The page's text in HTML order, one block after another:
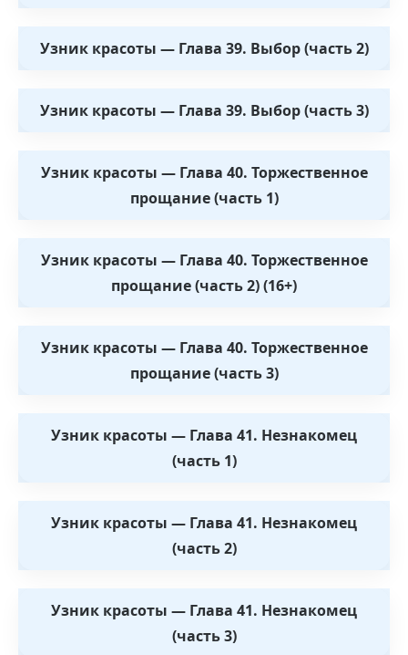
Узник красоты — Глава 39. Выбор (часть 2)
Узник красоты — Глава 39. Выбор (часть 3)
Узник красоты — Глава 40. Торжественное
прощание (часть 1)
Узник красоты — Глава 40. Торжественное
прощание (часть 2) (16+)
Узник красоты — Глава 40. Торжественное
прощание (часть 3)
Узник красоты — Глава 41. Незнакомец
(часть 1)
Узник красоты — Глава 41. Незнакомец
(часть 2)
Узник красоты — Глава 41. Незнакомец
(часть 3)